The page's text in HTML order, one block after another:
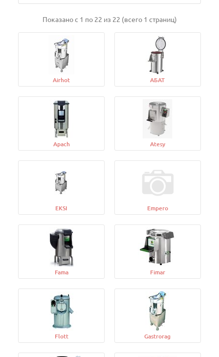
Показано с 1 по 22 из 22 (всего 1 страниц)
Airhot АБАТ
Apach Atesy
EKSI Empero
Fama Fimar
Flott Gastrorag